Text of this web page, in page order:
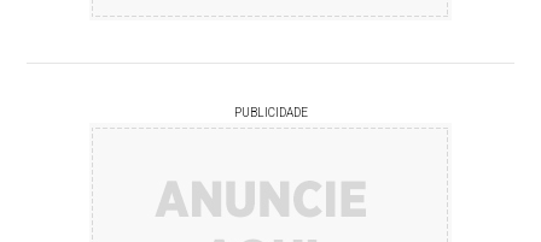
PUBLICIDADE